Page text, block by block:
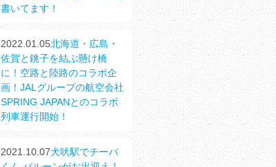
書いてます！
2022.01.05北海道・広島・
佐賀と銚子を結ぶ懸け橋
に！空路と陸路のコラボ企
画！JALグループの航空会社
SPRING JAPANとのコラボ
列車運行開始！
2021.10.07犬吠駅でチーバ